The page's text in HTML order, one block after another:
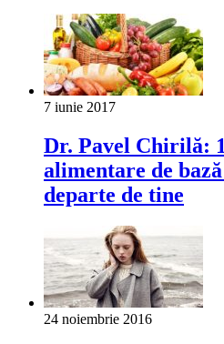
7 iunie 2017
Dr. Pavel Chirilă:
alimentare de
departe de tine
24 noiembrie 2016